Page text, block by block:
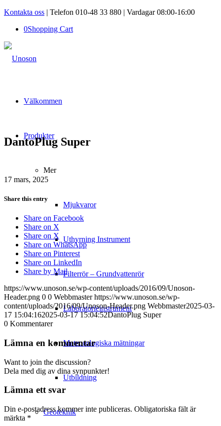
Kontakta oss | Telefon 010-48 33 880 | Vardagar 08:00-16:00
0Shopping Cart
Välkommen
Produkter
Mer
Mjukvaror
Uthyrning Instrument
Filterrör – Grundvattenrör
Laboratorieinstrument
Meteorologiska mätningar
Utbildning
Geoteknik
DantoPlug Super
17 mars, 2025
Share this entry
Share on Facebook
Share on X
Share on X
Share on WhatsApp
Share on Pinterest
Share on LinkedIn
Share by Mail
https://www.unoson.se/wp-content/uploads/2016/09/Unoson-
Header.png 0 0 Webbmaster https://www.unoson.se/wp-
content/uploads/2016/09/Unoson-Header.png Webbmaster2025-03-
17 15:04:162025-03-17 15:04:52DantoPlug Super
0 Kommentarer
Lämna en kommentar
Want to join the discussion?
Dela med dig av dina synpunkter!
Lämna ett svar
Din e-postadress kommer inte publiceras. Obligatoriska fält är
märkta *